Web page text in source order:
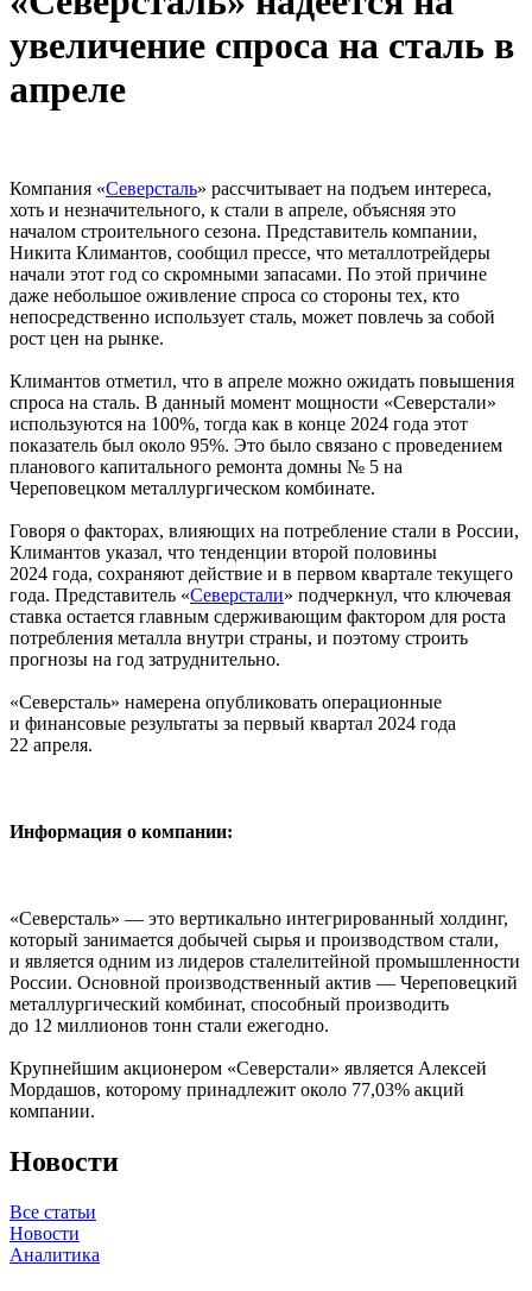
увеличение спроса на сталь в
апреле
Компания «Северсталь» рассчитывает на подъем интереса,
хоть и незначительного, к стали в апреле, объясняя это
началом строительного сезона. Представитель компании,
Никита Климантов, сообщил прессе, что металлотрейдеры
начали этот год со скромными запасами. По этой причине
даже небольшое оживление спроса со стороны тех, кто
непосредственно использует сталь, может повлечь за собой
рост цен на рынке.
Климантов отметил, что в апреле можно ожидать повышения
спроса на сталь. В данный момент мощности «Северстали»
используются на 100%, тогда как в конце 2024 года этот
показатель был около 95%. Это было связано с проведением
планового капитального ремонта домны № 5 на
Череповецком металлургическом комбинате.
Говоря о факторах, влияющих на потребление стали в России,
Климантов указал, что тенденции второй половины
2024 года, сохраняют действие и в первом квартале текущего
года. Представитель «Северстали» подчеркнул, что ключевая
ставка остается главным сдерживающим фактором для роста
потребления металла внутри страны, и поэтому строить
прогнозы на год затруднительно.
«Северсталь» намерена опубликовать операционные
и финансовые результаты за первый квартал 2024 года
22 апреля.
Информация о компании:
«Северсталь» — это вертикально интегрированный холдинг,
который занимается добычей сырья и производством стали,
и является одним из лидеров сталелитейной промышленности
России. Основной производственный актив — Череповецкий
металлургический комбинат, способный производить
до 12 миллионов тонн стали ежегодно.
Крупнейшим акционером «Северстали» является Алексей
Мордашов, которому принадлежит около 77,03% акций
компании.
Новости
Все статьи
Новости
Аналитика